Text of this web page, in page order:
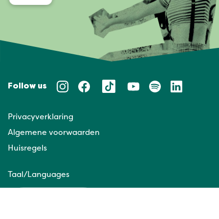
Follow us
Privacyverklaring
Algemene voorwaarden
Huisregels
Taal/Languages